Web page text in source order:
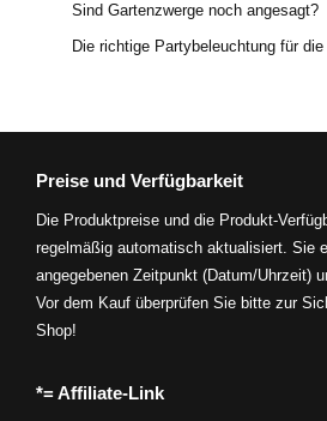
Sind Gartenzwerge noch angesagt?
Die richtige Partybeleuchtung für
Preise und Verfügbarkeit
Die Produktpreise und die Produkt-
regelmäßig automatisch aktualisiert. Sie
angegebenen Zeitpunkt (Datum/Uhrzeit)
Vor dem Kauf überprüfen Sie bitte zur
Shop!
*= Affiliate-Link